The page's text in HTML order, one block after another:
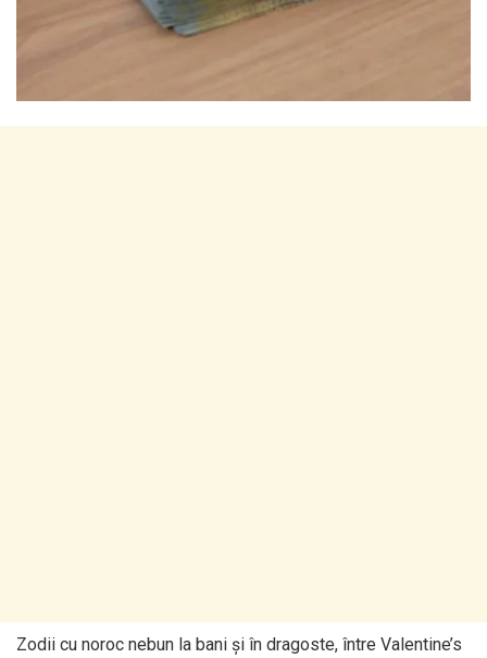
Zodii cu noroc nebun la bani și în dragoste, între Valentine’s